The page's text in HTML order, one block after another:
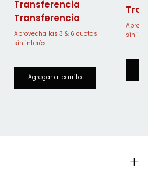
Transferencia